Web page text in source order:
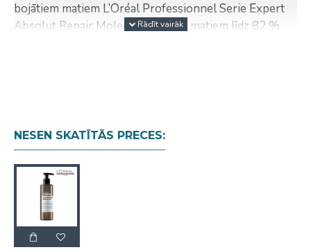
bojātiem matiem L’Oréal Professionnel Serie Expert
Absolut Repair Molecular piešķir matiem līdz 82 %
atjauno stipri bojātus matus pēc vienas
lietošanas reizes;
atjauno matu molekulāro struktūru;
atjauno matu spēku, elastību un dabiskumu;
serumam līdzīgā tekstūra ātri uzsūcas un
nenoslogo matus;
NESEN SKATĪTĀS PRECES: